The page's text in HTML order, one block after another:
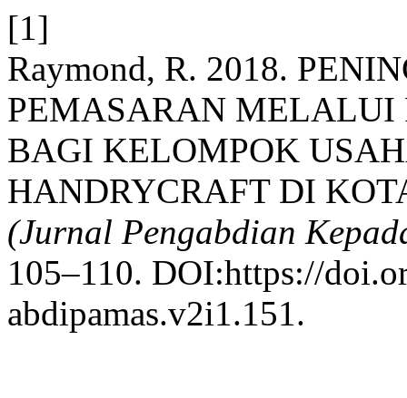
[1]
Raymond, R. 2018.
PEMASARAN MELALUI
BAGI KELOMPOK
HANDRYCRAFT DI
(Jurnal Pengabdian
105–110. DOI:https://
abdipamas.v2i1.151.